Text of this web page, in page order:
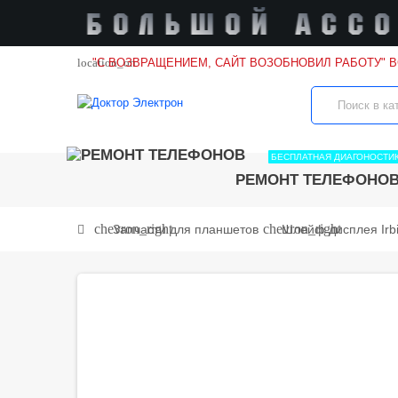
location_on
"С ВОЗВРАЩЕНИЕМ, САЙТ ВОЗОБНОВИЛ РАБОТУ"
РЕМОНТ
БЕСПЛАТНАЯ
chevron_right
Запчасти для планшетов chevron_right
Шлейф дисплея